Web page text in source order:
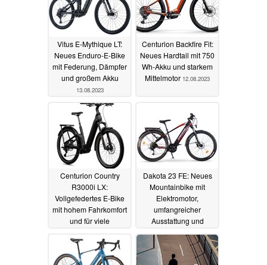
Vitus E-Mythique LT:
Neues Enduro-E-Bike
mit Federung, Dämpfer
und großem Akku
13.08.2023
Centurion Backfire Fit:
Neues Hardtail mit 750
Wh-Akku und starkem
Mittelmotor 12.08.2023
Centurion Country
R3000i LX:
Vollgefedertes E-Bike
mit hohem Fahrkomfort
und für viele
10.08.2023
Dakota 23 FE: Neues
Mountainbike mit
Elektromotor,
umfangreicher
Ausstattung und
großem Akku07.08.2023